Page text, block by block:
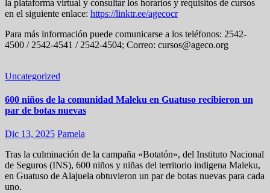
la plataforma virtual y consultar los horarios y requisitos de cursos
en el siguiente enlace: https://linktr.ee/agecocr
Para más información puede comunicarse a los teléfonos: 2542-
4500 / 2542-4541 / 2542-4504; Correo: cursos@ageco.org
Uncategorized
600 niños de la comunidad Maleku en Guatuso recibieron un
par de botas nuevas
Dic 13, 2025 Pamela
Tras la culminación de la campaña «Botatón», del Instituto Nacional
de Seguros (INS), 600 niños y niñas del territorio indigena Maleku,
en Guatuso de Alajuela obtuvieron un par de botas nuevas para cada
uno.